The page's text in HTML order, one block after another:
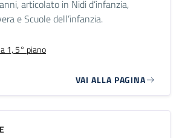
articolato in Nidi d’infanzia,
e Scuole dell’infanzia.
1, 5° piano
VAI ALLA PAGINA